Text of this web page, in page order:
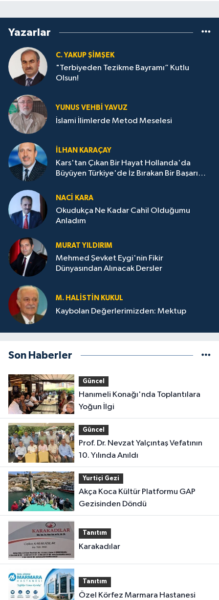
Yazarlar
C. YAKUP ŞİMŞEK
"Terbiyeden Tezikme Bayramı” Kutlu
Olsun!
YUNUS VEHBI YAVUZ
İslami İlimlerde Metod Meselesi
İLHAN KARAÇAY
Kars'tan Çıkan Bir Hayat Hollanda'da
Büyüyen Türkiye'de İz Bırakan Bir Başarı
NACI KARA
Okudukça Ne Kadar Cahil Olduğumu
Anladım
MURAT YILDIRIM
Mehmed Şevket Eygi'nin Fikir
Dünyasından Alınacak Dersler
M. HALISTIN KUKUL
Kaybolan Değerlerimizden: Mektup
Son Haberler
Güncel
Hanımeli Konağı'nda Toplantılara
Yoğun İlgi
Güncel
Prof. Dr. Nevzat Yalçıntaş Vefatının
10. Yılında Anıldı
Yurtiçi Gezi
Akça Koca Kültür Platformu GAP
Gezisinden Döndü
Tanıtım
Karakadılar
Tanıtım
Özel Körfez Marmara Hastanesi